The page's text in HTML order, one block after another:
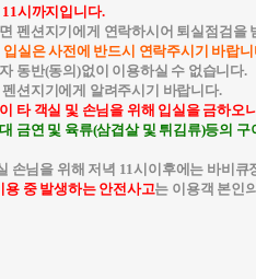
시까지입니다.
펜션지기에게 연락하시어 퇴실점검을
입실은 사전에 반드시 연락주시기 바랍니
동반(동의)없이 이용하실 수 없습니다.
션지기에게 알려주시기 바랍니다.
타 객실 및 손님을 위해 입실을 금하오
금연 및 육류(삼겹살 및 튀김류)등의
손님을 위해 저녁 11시이후에는 바비
용 중 발생하는 안전사고는 이용객 본인